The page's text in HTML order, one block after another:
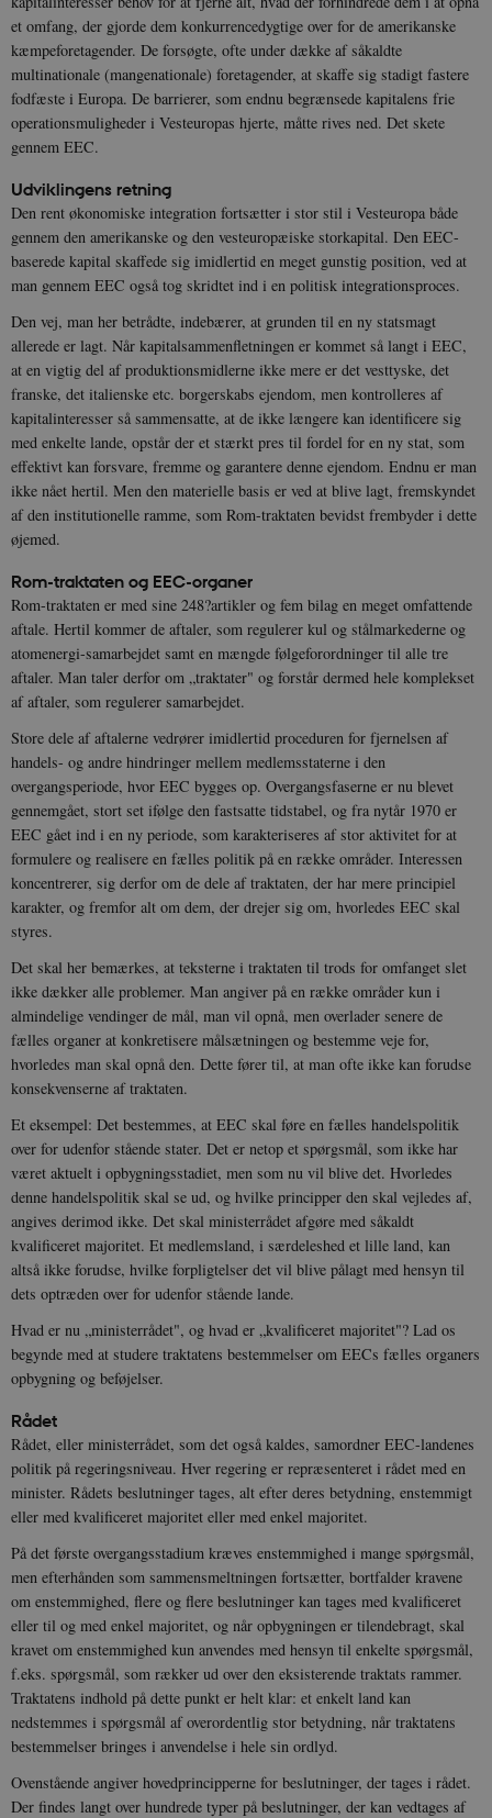
et omfang, der gjorde dem konkurrencedygtige over for de amerikanske
kæmpeforetagender. De forsøgte, ofte under dække af såkaldte
multinationale (mangenationale) foretagender, at skaffe sig stadigt fastere
fodfæste i Europa. De barrierer, som endnu begrænsede kapitalens frie
operationsmuligheder i Vesteuropas hjerte, måtte rives ned. Det skete
gennem EEC.
Udviklingens retning
Den rent økonomiske integration fortsætter i stor stil i Vesteuropa både
gennem den amerikanske og den vesteuropæiske storkapital. Den EEC-
baserede kapital skaffede sig imidlertid en meget gunstig position, ved at
man gennem EEC også tog skridtet ind i en politisk integrationsproces.
Den vej, man her betrådte, indebærer, at grunden til en ny statsmagt
allerede er lagt. Når kapitalsammenfletningen er kommet så langt i EEC,
at en vigtig del af produktionsmidlerne ikke mere er det vesttyske, det
franske, det italienske etc. borgerskabs ejendom, men kontrolleres af
kapitalinteresser så sammensatte, at de ikke længere kan identificere sig
med enkelte lande, opstår der et stærkt pres til fordel for en ny stat, som
effektivt kan forsvare, fremme og garantere denne ejendom. Endnu er man
ikke nået hertil. Men den materielle basis er ved at blive lagt, fremskyndet
af den institutionelle ramme, som Rom-traktaten bevidst frembyder i dette
øjemed.
Rom-traktaten og EEC-organer
Rom-traktaten er med sine 248?artikler og fem bilag en meget omfattende
aftale. Hertil kommer de aftaler, som regulerer kul og stålmarkederne og
atomenergi-samarbejdet samt en mængde følgeforordninger til alle tre
aftaler. Man taler derfor om „traktater" og forstår dermed hele komplekset
af aftaler, som regulerer samarbejdet.
Store dele af aftalerne vedrører imidlertid proceduren for fjernelsen af
handels- og andre hindringer mellem medlemsstaterne i den
overgangsperiode, hvor EEC bygges op. Overgangsfaserne er nu blevet
gennemgået, stort set ifølge den fastsatte tidstabel, og fra nytår 1970 er
EEC gået ind i en ny periode, som karakteriseres af stor aktivitet for at
formulere og realisere en fælles politik på en række områder. Interessen
koncentrerer, sig derfor om de dele af traktaten, der har mere principiel
karakter, og fremfor alt om dem, der drejer sig om, hvorledes EEC skal
styres.
Det skal her bemærkes, at teksterne i traktaten til trods for omfanget slet
ikke dækker alle problemer. Man angiver på en række områder kun i
almindelige vendinger de mål, man vil opnå, men overlader senere de
fælles organer at konkretisere målsætningen og bestemme veje for,
hvorledes man skal opnå den. Dette fører til, at man ofte ikke kan forudse
konsekvenserne af traktaten.
Et eksempel: Det bestemmes, at EEC skal føre en fælles handelspolitik
over for udenfor stående stater. Det er netop et spørgsmål, som ikke har
været aktuelt i opbygningsstadiet, men som nu vil blive det. Hvorledes
denne handelspolitik skal se ud, og hvilke principper den skal vejledes af,
angives derimod ikke. Det skal ministerrådet afgøre med såkaldt
kvalificeret majoritet. Et medlemsland, i særdeleshed et lille land, kan
altså ikke forudse, hvilke forpligtelser det vil blive pålagt med hensyn til
dets optræden over for udenfor stående lande.
Hvad er nu „ministerrådet", og hvad er „kvalificeret majoritet"? Lad os
begynde med at studere traktatens bestemmelser om EECs fælles organers
opbygning og beføjelser.
Rådet
Rådet, eller ministerrådet, som det også kaldes, samordner EEC-landenes
politik på regeringsniveau. Hver regering er repræsenteret i rådet med en
minister. Rådets beslutninger tages, alt efter deres betydning, enstemmigt
eller med kvalificeret majoritet eller med enkel majoritet.
På det første overgangsstadium kræves enstemmighed i mange spørgsmål,
men efterhånden som sammensmeltningen fortsætter, bortfalder kravene
om enstemmighed, flere og flere beslutninger kan tages med kvalificeret
eller til og med enkel majoritet, og når opbygningen er tilendebragt, skal
kravet om enstemmighed kun anvendes med hensyn til enkelte spørgsmål,
f.eks. spørgsmål, som rækker ud over den eksisterende traktats rammer.
Traktatens indhold på dette punkt er helt klar: et enkelt land kan
nedstemmes i spørgsmål af overordentlig stor betydning, når traktatens
bestemmelser bringes i anvendelse i hele sin ordlyd.
Ovenstående angiver hovedprincipperne for beslutninger, der tages i rådet.
Der findes langt over hundrede typer på beslutninger, der kan vedtages af